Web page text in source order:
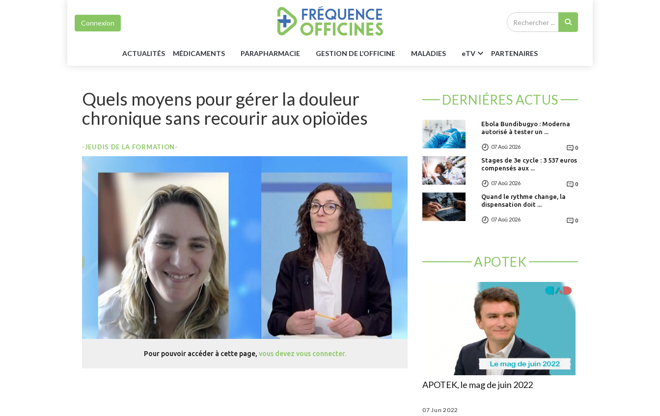
Connexion
ACTUALITÉS MÉDICAMENTS PARAPHARMACIE GESTION DE L’OFFICINE MALADIES eTV PARTENAIRES
Quels moyens pour gérer la douleur
chronique sans recourir aux opioïdes
-JEUDIS DE LA FORMATION-
Pour pouvoir accéder à cette page, vous devez vous connecter.
DERNIÉRES ACTUS
Ebola Bundibugyo : Moderna
autorisé à tester un ...
07 Aoû 2026 0
Stages de 3e cycle : 3 537 euros
compensés aux ...
07 Aoû 2026 0
Quand le rythme change, la
dispensation doit ...
07 Aoû 2026 0
APOTEK
APOTEK, le mag de juin 2022
07 Jun 2022